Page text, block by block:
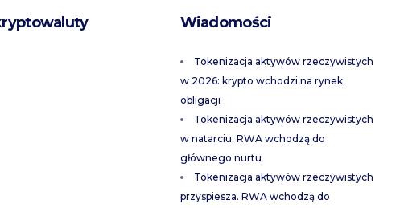
Wiadomości
Tokenizacja aktywów rzeczywistych
w 2026: krypto wchodzi na rynek
obligacji
Tokenizacja aktywów rzeczywistych
w natarciu: RWA wchodzą do
głównego nurtu
Tokenizacja aktywów rzeczywistych
przyspiesza. RWA wchodzą do